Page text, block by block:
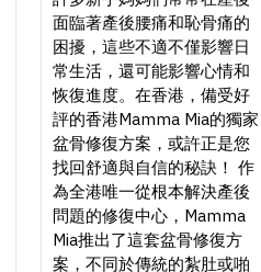
面臨著產後腰痛和恥骨痛的
困擾，這些不適不僅影響日
常生活，還可能影響心情和
恢復進度。在香港，備受好
評的香港Mamma Mia的獨家
盆骨修復方案，或許正是您
找回舒適與自信的秘訣！ 作
為全港唯一從根本解決產後
問題的修復中心，Mamma
Mia推出了這套盆骨修復方
案，不同於傳統的紮肚或啪